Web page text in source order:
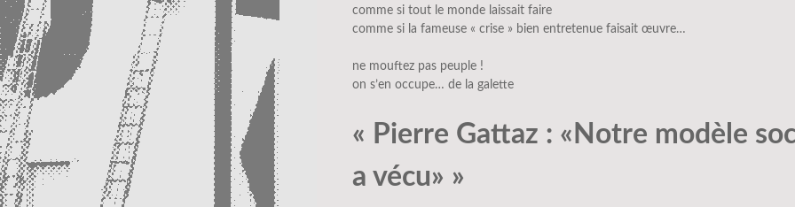
comme si tout le monde laissait faire
comme si la fameuse « crise » bien entretenue faisait œuvre…
ne mouftez pas peuple !
on s’en occupe… de la galette
« Pierre Gattaz : «Notre modèle
a vécu» »